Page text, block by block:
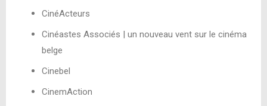
CinéActeurs
Cinéastes Associés | un nouveau vent sur le cinéma
belge
Cinebel
CinemAction